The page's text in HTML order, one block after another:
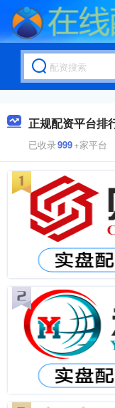
正规配资平台排
已收录999+家平台